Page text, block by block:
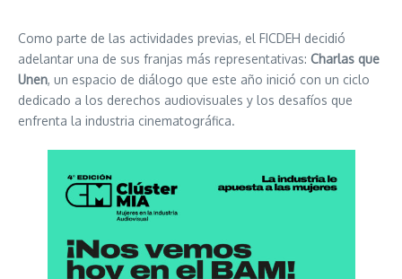
Como parte de las actividades previas, el FICDEH decidió
adelantar una de sus franjas más representativas: Charlas que
Unen, un espacio de diálogo que este año inició con un ciclo
dedicado a los derechos audiovisuales y los desafíos que
enfrenta la industria cinematográfica.